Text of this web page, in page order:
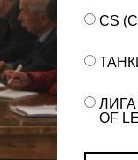
CS
ЛИГА
OF